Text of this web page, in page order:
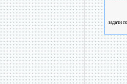
задачи